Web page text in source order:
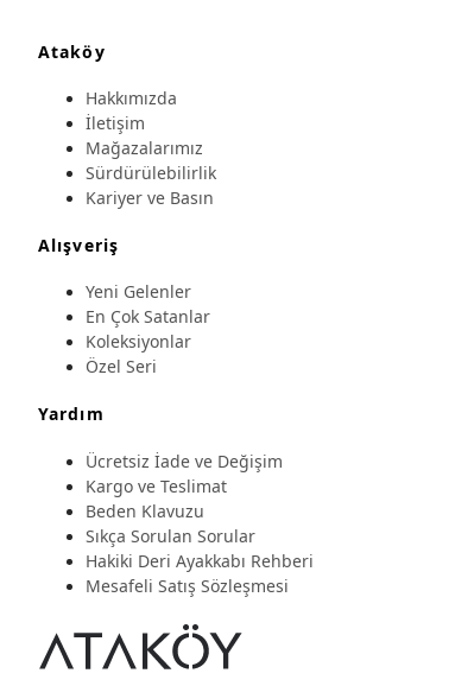
Ataköy
Hakkımızda
İletişim
Mağazalarımız
Sürdürülebilirlik
Kariyer ve Basın
Alışveriş
Yeni Gelenler
En Çok Satanlar
Koleksiyonlar
Özel Seri
Yardım
Ücretsiz İade ve Değişim
Kargo ve Teslimat
Beden Klavuzu
Sıkça Sorulan Sorular
Hakiki Deri Ayakkabı Rehberi
Mesafeli Satış Sözleşmesi